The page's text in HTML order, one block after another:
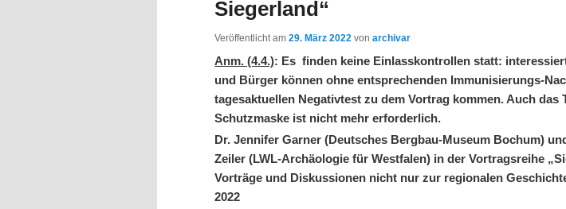
Siegerland“
Veröffentlicht am29. März 2022 vonarchivar
Anm. (4.4.): Es finden keine Einlasskontrollen statt:
und Bürger können ohne entsprechenden Immunisierungs-
tagesaktuellen Negativtest zu dem Vortrag kommen. Auch das
Schutzmaske ist nicht mehr erforderlich.
Dr. Jennifer Garner (Deutsches Bergbau-Museum Bochum)
Zeiler (LWL-Archäologie für Westfalen) in der Vortragsreihe
Vorträge und Diskussionen nicht nur zur regionalen
2022